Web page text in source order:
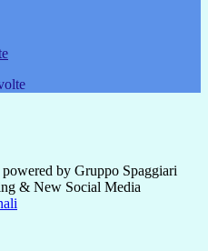
by Gruppo Spaggiari
& New Social Media